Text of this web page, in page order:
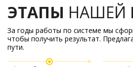
ЭТАПЫ НАШЕЙ
За годы работы по системе мы
чтобы получить результат.
пути.